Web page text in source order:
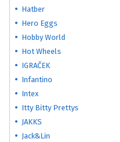
Hatber
Hero Eggs
Hobby World
Hot Wheels
IGRAČEK
Infantino
Intex
Itty Bitty Prettys
JAKKS
Jack&Lin